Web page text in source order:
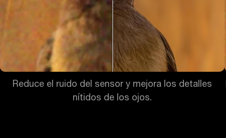
Reduce el ruido del sensor y mejora los detalles
nítidos de los ojos.